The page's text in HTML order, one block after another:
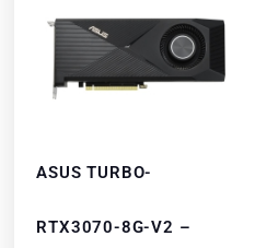
ASUS TURBO-
RTX3070-8G-V2 –